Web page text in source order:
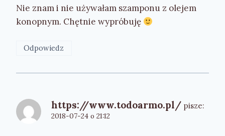
Nie znam i nie używałam szamponu z olejem
konopnym. Chętnie wypróbuję
Odpowiedz
https://www.todoarmo.pl/ pisze:
2018-07-24 o 21:12